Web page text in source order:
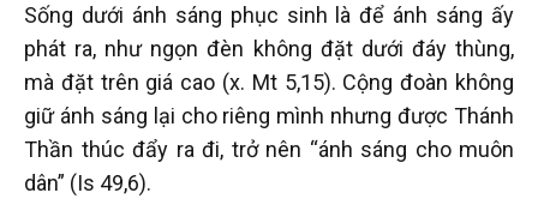
Sống dưới ánh sáng phục sinh là để ánh sáng ấy
phát ra, như ngọn đèn không đặt dưới đáy thùng,
mà đặt trên giá cao (x. Mt 5,15). Cộng đoàn không
giữ ánh sáng lại cho riêng mình nhưng được Thánh
Thần thúc đẩy ra đi, trở nên “ánh sáng cho muôn
dân” (Is 49,6).